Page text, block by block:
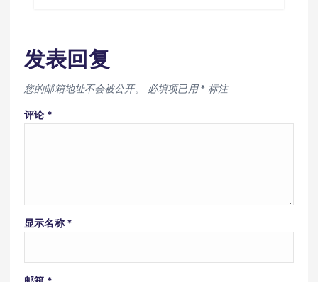
发表回复
您的邮箱地址不会被公开。 必填项已用* 标注
评论 *
显示名称 *